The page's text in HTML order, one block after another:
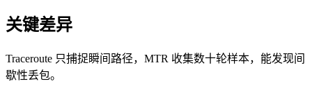
关键差异
Traceroute 只捕捉瞬间路径，MTR 收集数十轮样本，能发现间
歇性丢包。